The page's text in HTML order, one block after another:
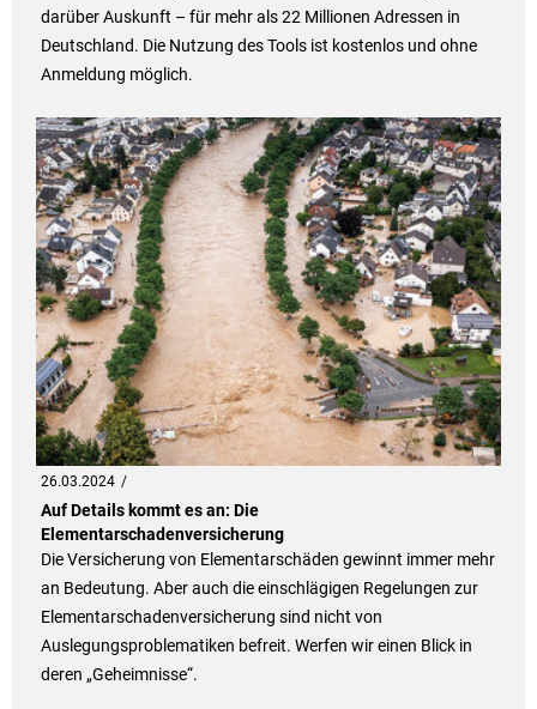
darüber Auskunft – für mehr als 22 Millionen Adressen in
Deutschland. Die Nutzung des Tools ist kostenlos und ohne
Anmeldung möglich.
26.03.2024
Auf Details kommt es an: Die
Elementarschadenversicherung
Die Versicherung von Elementarschäden gewinnt immer mehr
an Bedeutung. Aber auch die einschlägigen Regelungen zur
Elementarschadenversicherung sind nicht von
Auslegungsproblematiken befreit. Werfen wir einen Blick in
deren „Geheimnisse“.